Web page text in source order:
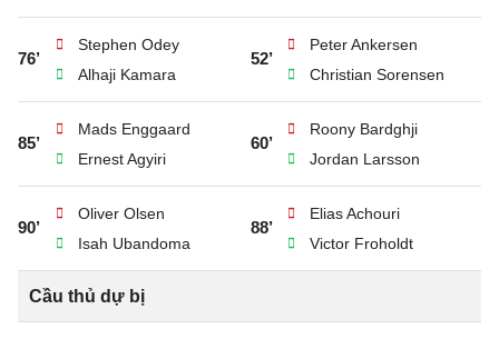
76’
Stephen Odey
Alhaji Kamara
52’
Peter Ankersen
Christian Sorensen
85’
Mads Enggaard
Ernest Agyiri
60’
Roony Bardghji
Jordan Larsson
90’
Oliver Olsen
Isah Ubandoma
88’
Elias Achouri
Victor Froholdt
Cầu thủ dự bị